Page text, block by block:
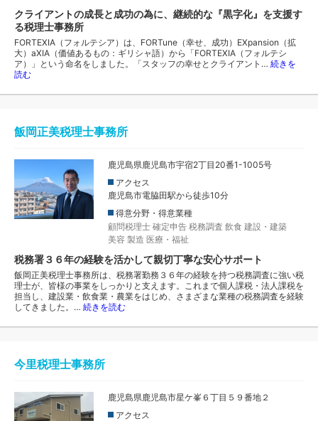
クライアントの成長と成功の為に、継続的な『黒字化』を支援す
る税理士事務所
FORTEXIA（フォルテシア）は、FORTune（幸せ、成功）EXpansion（拡
大）aXIA（価値あるもの：ギリシャ語）から「FORTEXIA（フォルテシ
ア）」という命名をしました。「スタッフの幸せとクライアント… 続きを
読む
飯岡正美税理士事務所
鹿児島県鹿児島市宇宿2丁目20番1-1005号
アクセス
鹿児島市電脇田駅から徒歩10分
得意分野・得意業種
顧問税理士 確定申告 税務調査 飲食 建設・建築
美容 製造 医療・福祉
税務署３６年の経験を活かして親切丁寧な安心サポート
飯岡正美税理士事務所は、税務署勤務３６年の経験を持つ税務調査に強い税
理士が、皆様の事業をしっかりと支えます。これまで個人課税・法人課税を
担当し、建設業・飲食業・農業をはじめ、さまざまな業種の税務調査を経験
してきました。… 続きを読む
今里税理士事務所
鹿児島県鹿児島市星ケ峯６丁目５９番地２
アクセス